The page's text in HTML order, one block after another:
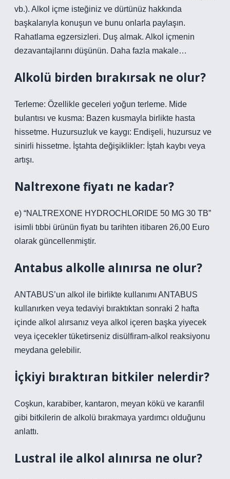
vb.). Alkol içme isteğiniz ve dürtünüz hakkında
başkalarıyla konuşun ve bunu onlarla paylaşın.
Rahatlama egzersizleri. Duş almak. Alkol içmenin
dezavantajlarını düşünün. Daha fazla makale…
Alkolü birden bırakırsak ne olur?
Terleme: Özellikle geceleri yoğun terleme. Mide
bulantısı ve kusma: Bazen kusmayla birlikte hasta
hissetme. Huzursuzluk ve kaygı: Endişeli, huzursuz ve
sinirli hissetme. İştahta değişiklikler: İştah kaybı veya
artışı.
Naltrexone fiyatı ne kadar?
e) “NALTREXONE HYDROCHLORIDE 50 MG 30 TB”
isimli tıbbi ürünün fiyatı bu tarihten itibaren 26,00 Euro
olarak güncellenmiştir.
Antabus alkolle alınırsa ne olur?
ANTABUS’un alkol ile birlikte kullanımı ANTABUS
kullanırken veya tedaviyi bıraktıktan sonraki 2 hafta
içinde alkol alırsanız veya alkol içeren başka yiyecek
veya içecekler tüketirseniz disülfiram-alkol reaksiyonu
meydana gelebilir.
İçkiyi bıraktıran bitkiler nelerdir?
Coşkun, karabiber, kantaron, meyan kökü ve karanfil
gibi bitkilerin de alkolü bırakmaya yardımcı olduğunu
anlattı.
Lustral ile alkol alınırsa ne olur?